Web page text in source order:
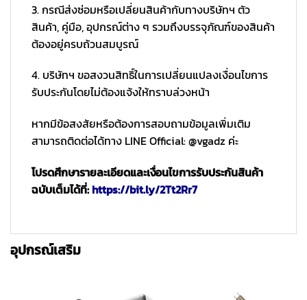
3. กรณีส่งซ่อมหรือเปลี่ยนสินค้ากับทางบริษัทฯ ตัว
สินค้า, คู่มือ, อุปกรณ์ต่าง ๆ รวมถึงบรรจุภัณฑ์ของสินค้า
ต้องอยู่ครบถ้วนสมบูรณ์
4. บริษัทฯ ขอสงวนสิทธิ์ในการเปลี่ยนแปลงเงื่อนไขการ
รับประกันโดยไม่ต้องแจ้งให้ทราบล่วงหน้า
หากมีข้อสงสัยหรือต้องการสอบถามข้อมูลเพิ่มเติม
สามารถติดต่อได้ทาง LINE Official: @vgadz ค่ะ
โปรดศึกษารายละเอียดและเงื่อนไขการรับประกันสินค้า
ฉบับเต็มได้ที่:https://bit.ly/2Tt2Rr7
อุปกรณ์เสริม